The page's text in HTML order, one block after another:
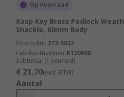
Op voorraad
Kasp Key Brass Padlock
Shackle, 60mm Body
RS-stocknr. 273-5032
Fabrikantnummer K12060D
Subtotaal (1 eenheid)
€ 21,70(excl. BTW)
Aantal